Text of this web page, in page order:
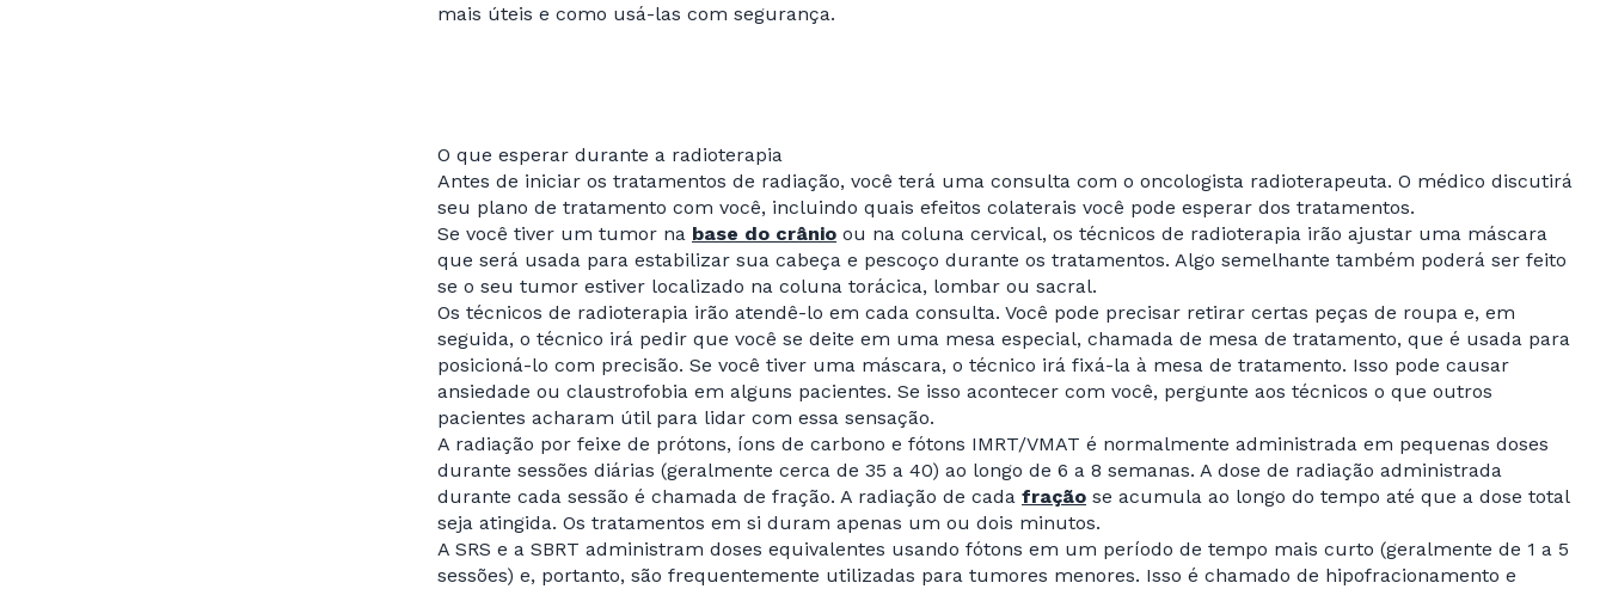
mais úteis e como usá-las com segurança.
O que esperar durante a radioterapia
Antes de iniciar os tratamentos de radiação, você terá uma consulta com o oncologista radioterapeuta. O médico discutirá
seu plano de tratamento com você, incluindo quais efeitos colaterais você pode esperar dos tratamentos.
Se você tiver um tumor na base do crânio ou na coluna cervical, os técnicos de radioterapia irão ajustar uma máscara
que será usada para estabilizar sua cabeça e pescoço durante os tratamentos. Algo semelhante também poderá ser feito
se o seu tumor estiver localizado na coluna torácica, lombar ou sacral.
Os técnicos de radioterapia irão atendê-lo em cada consulta. Você pode precisar retirar certas peças de roupa e, em
seguida, o técnico irá pedir que você se deite em uma mesa especial, chamada de mesa de tratamento, que é usada para
posicioná-lo com precisão. Se você tiver uma máscara, o técnico irá fixá-la à mesa de tratamento. Isso pode causar
ansiedade ou claustrofobia em alguns pacientes. Se isso acontecer com você, pergunte aos técnicos o que outros
pacientes acharam útil para lidar com essa sensação.
A radiação por feixe de prótons, íons de carbono e fótons IMRT/VMAT é normalmente administrada em pequenas doses
durante sessões diárias (geralmente cerca de 35 a 40) ao longo de 6 a 8 semanas. A dose de radiação administrada
durante cada sessão é chamada de fração. A radiação de cada fração se acumula ao longo do tempo até que a dose total
seja atingida. Os tratamentos em si duram apenas um ou dois minutos.
A SRS e a SBRT administram doses equivalentes usando fótons em um período de tempo mais curto (geralmente de 1 a 5
sessões) e, portanto, são frequentemente utilizadas para tumores menores. Isso é chamado de hipofracionamento e